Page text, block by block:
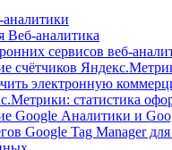
Веб-аналитика
сервисов веб-
счётчиков
электронную
статистика
Google Аналитики и
Google Tag Manager